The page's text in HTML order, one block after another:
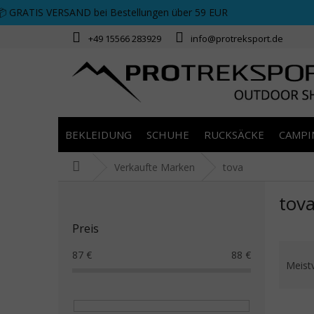
Zum Inhalt springen
GRATIS VERSAND bei Bestellungen über 59 EUR
+49 15566 283929 info@protreksport.de
BEKLEIDUNG SCHUHE RUCKSÄCKE
StartseiteVerkaufte Marken tova
Preis
87 € 88 €
tova